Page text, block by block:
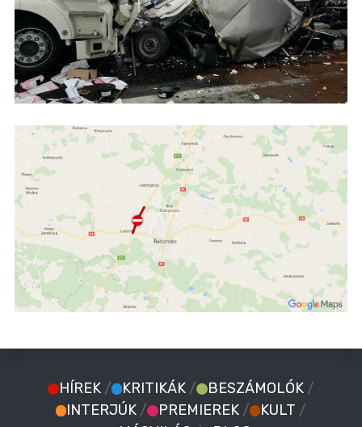
HÍREK / KRITIKÁK / BESZÁMOLÓK /
INTERJÚK / PREMIEREK / KULT /